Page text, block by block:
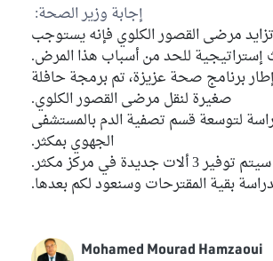
إجابة وزير الصحة:
مرضى القصور الكلوي فإنه يستوجب
إستراتيجية للحد من أسباب هذا المرض.
برنامج صحة عزيزة، تم برمجة حافلة
صغيرة لنقل مرضى القصور الكلوي.
لتوسعة قسم تصفية الدم بالمستشفى
الجهوي بمكثر.
سيتم توفير 3 ألات جديدة في مركز مكثر.
بقية المقترحات وسنعود لكم بعدها.
Mohamed Mourad Hamzaoui